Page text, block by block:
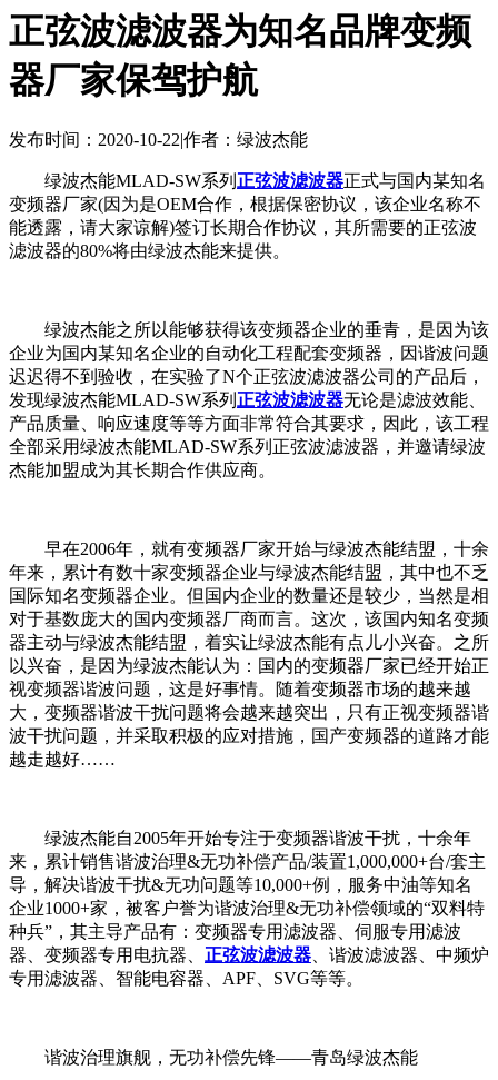
正弦波滤波器为知名品牌变频
器厂家保驾护航
发布时间：2020-10-22|作者：绿波杰能
绿波杰能MLAD-SW系列 正弦波滤波器正式与国内某知名
变频器厂家(因为是OEM合作，根据保密协议，该企业名称不
能透露，请大家谅解)签订长期合作协议，其所需要的正弦波
滤波器的80%将由绿波杰能来提供。
绿波杰能之所以能够获得该变频器企业的垂青，是因为该
企业为国内某知名企业的自动化工程配套变频器，因谐波问题
迟迟得不到验收，在实验了N个正弦波滤波器公司的产品后，
发现绿波杰能MLAD-SW系列 正弦波滤波器无论是滤波效能、
产品质量、响应速度等等方面非常符合其要求，因此，该工程
全部采用绿波杰能MLAD-SW系列正弦波滤波器，并邀请绿波
杰能加盟成为其长期合作供应商。
早在2006年，就有变频器厂家开始与绿波杰能结盟，十余
年来，累计有数十家变频器企业与绿波杰能结盟，其中也不乏
国际知名变频器企业。但国内企业的数量还是较少，当然是相
对于基数庞大的国内变频器厂商而言。这次，该国内知名变频
器主动与绿波杰能结盟，着实让绿波杰能有点儿小兴奋。之所
以兴奋，是因为绿波杰能认为：国内的变频器厂家已经开始正
视变频器谐波问题，这是好事情。随着变频器市场的越来越
大，变频器谐波干扰问题将会越来越突出，只有正视变频器谐
波干扰问题，并采取积极的应对措施，国产变频器的道路才能
越走越好……
绿波杰能自2005年开始专注于变频器谐波干扰，十余年
来，累计销售谐波治理&无功补偿产品/装置1,000,000+台/套主
导，解决谐波干扰&无功问题等10,000+例，服务中油等知名
企业1000+家，被客户誉为谐波治理&无功补偿领域的“双料特
种兵”，其主导产品有：变频器专用滤波器、伺服专用滤波
器、变频器专用电抗器、 正弦波滤波器 、谐波滤波器、中频炉
专用滤波器、智能电容器、APF、SVG等等。
谐波治理旗舰，无功补偿先锋——青岛绿波杰能